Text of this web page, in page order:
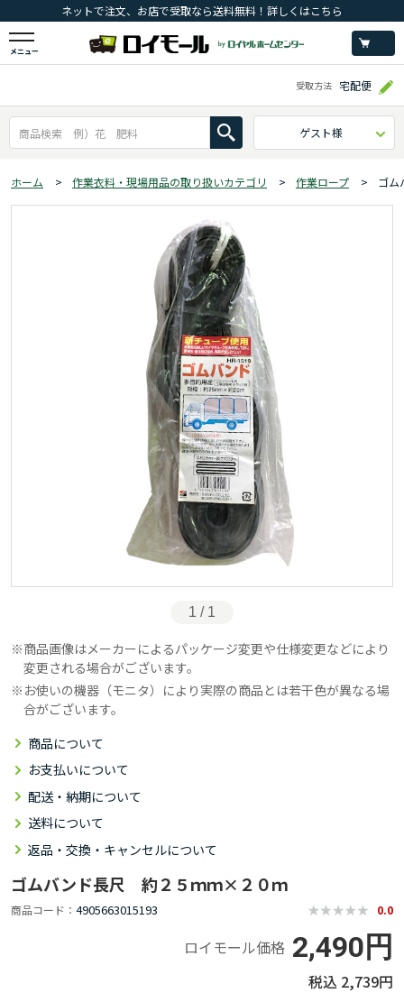
ネットで注文、お店で受取なら送料無料！詳しくはこちら
メニュー
受取方法 宅配便
ゲスト様
ホーム > 作業衣料・現場用品の取り扱いカテゴリ > 作業ロープ > ゴ
1 / 1
商品画像はメーカーによるパッケージ変更や仕様変更などにより
変更される場合がございます。
お使いの機器（モニタ）により実際の商品とは若干色が異なる場
合がございます。
商品について
お支払いについて
配送・納期について
送料について
返品・交換・キャンセルについて
ゴムバンド長尺 約２５ｍｍ×２０ｍ
商品コード 4905663015193 0.0
ロイモール価格 2,490円
2,739円